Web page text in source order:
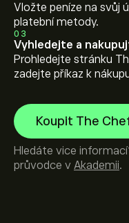
Vložte peníze na svůj
platební metody.
03
Vyhledejte a
Prohledejte stránku
zadejte příkaz k
Koupit The
Hledáte vice
průvodce v Akademii.